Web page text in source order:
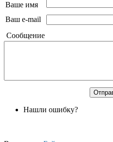
Ваше имя
Ваш e-mail
Сообщение
Нашли ошибку?